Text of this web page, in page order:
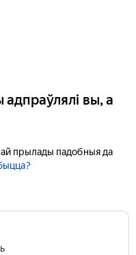
вы, а
прылады падобныя да